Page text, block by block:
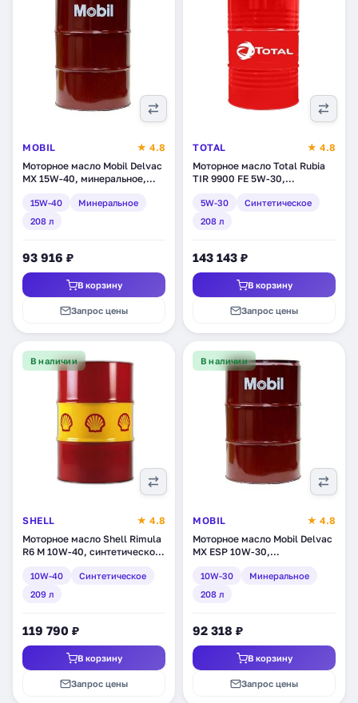
MOBIL
★ 4.8
Моторное масло Mobil Delvac
MX 15W-40, минеральное,
15W-40
Минеральное
208 л
93 916 ₽
В корзину
Запрос цены
TOTAL
★ 4.8
Моторное масло Total Rubia
TIR 9900 FE 5W-30,
(174337)
5W-30
Синтетическое
208 л
143 143 ₽
В корзину
Запрос цены
В наличии
SHELL
★ 4.8
Моторное масло Shell Rimula
R6 M 10W-40, синтетическое,
10W-40
Синтетическое
209 л
119 790 ₽
В корзину
Запрос цены
В наличии
MOBIL
★ 4.8
Моторное масло Mobil Delvac
MX ESP 10W-30,
10W-30
Минеральное
208 л
92 318 ₽
В корзину
Запрос цены